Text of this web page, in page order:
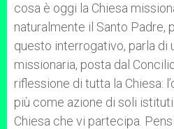
cosa è oggi la Chiesa
naturalmente il Santo Padre,
questo interrogativo, parla di
missionaria, posta dal
riflessione di tutta la Chiesa:
più come azione di soli
Chiesa che vi partecipa.